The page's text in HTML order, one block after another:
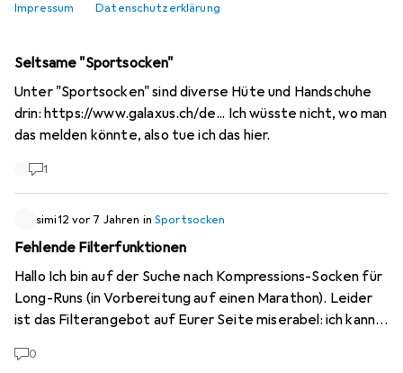
Impressum Datenschutzerklärung
Seltsame "Sportsocken"
Unter "Sportsocken" sind diverse Hüte und Handschuhe
drin: https://www.galaxus.ch/de... Ich wüsste nicht, wo man
das melden könnte, also tue ich das hier.
1
simi12 vor 7 Jahren inSportsocken
Fehlende Filterfunktionen
Hallo Ich bin auf der Suche nach Kompressions-Socken für
Long-Runs (in Vorbereitung auf einen Marathon). Leider
ist das Filterangebot auf Eurer Seite miserabel: ich kann
Füsslingen sortieren und auch nicht nach Winter- oder
0